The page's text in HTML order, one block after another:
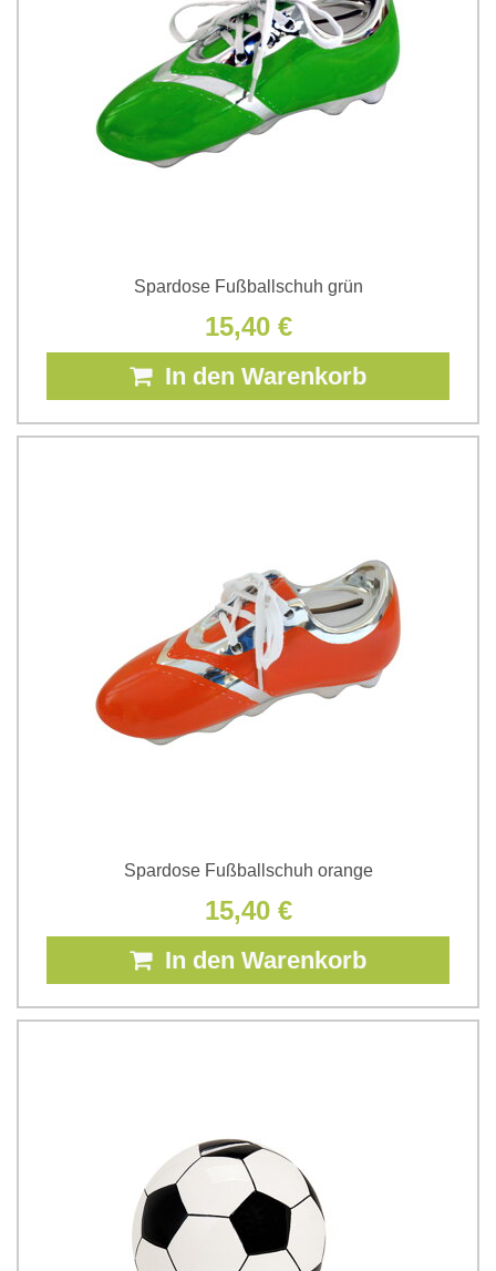
Spardose Fußballschuh grün
15,40 €
In den Warenkorb
Spardose Fußballschuh orange
15,40 €
In den Warenkorb